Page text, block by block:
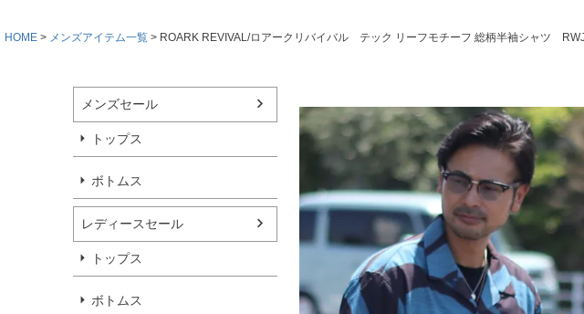
HOME メンズアイテム一覧 ROARK REVIVAL/ロアークリバイバル テック リーフモチーフ 総柄半袖シャツ
メンズセール
トップス
ボトムス
レディースセール
トップス
ボトムス